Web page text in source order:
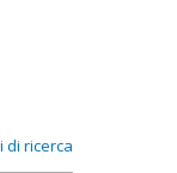
di ricerca